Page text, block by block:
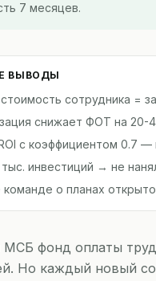
7 месяцев.
ВЫВОДЫ
сотрудника =
снижает ФОТ на 20-
с коэффициентом 0.7
инвестиций → не
о планах
фонд оплаты
Но каждый новый